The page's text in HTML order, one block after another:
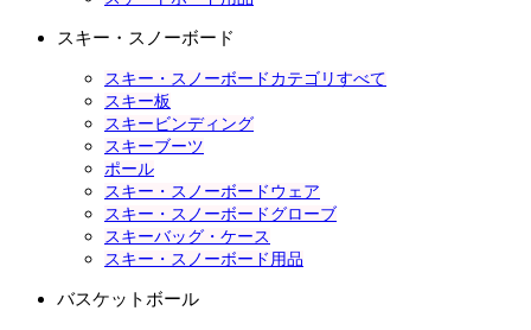
スキー・スノーボード
スキー・スノーボードカテゴリすべて
スキー板
スキービンディング
スキーブーツ
ポール
スキー・スノーボードウェア
スキー・スノーボードグローブ
スキーバッグ・ケース
スキー・スノーボード用品
バスケットボール